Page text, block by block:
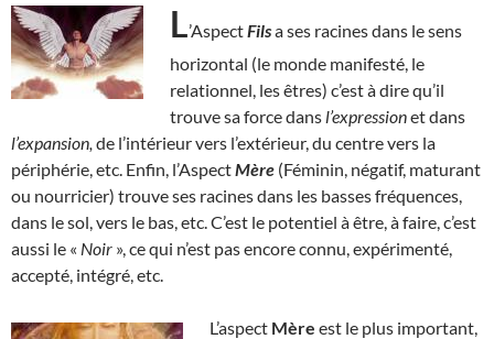
L’AspectFilsa ses racines dans le sens
horizontal (le monde manifesté, le
relationnel, les êtres) c’est à dire qu’il
trouve sa force dans l’expressionet dans
l’expansion, de l’intérieur vers l’extérieur, du centre vers la
périphérie, etc. Enfin, l’AspectMère (Féminin, négatif, maturant
ou nourricier) trouve ses racines dans les basses fréquences,
dans le sol, vers le bas, etc. C’est le potentiel à être, à faire, c’est
aussi le « Noir », ce qui n’est pas encore connu, expérimenté,
accepté, intégré, etc.
L’aspect Mère est le plus important,